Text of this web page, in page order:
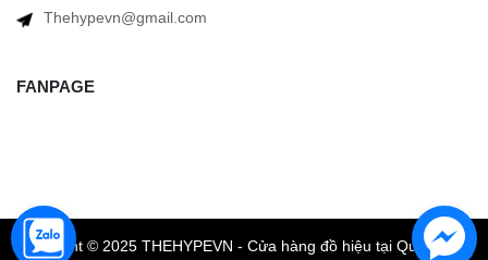
Thehypevn@gmail.com
FANPAGE
Copyright © 2025 THEHYPEVN - Cửa hàng đồ hiệu tại Quận 1 TP